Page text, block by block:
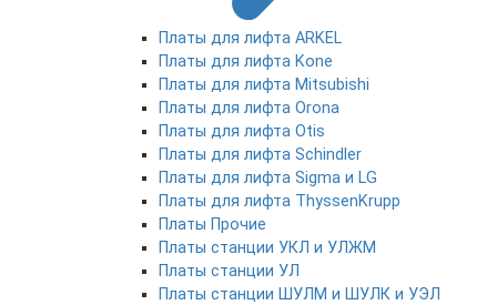
Платы для лифта ARKEL
Платы для лифта Kone
Платы для лифта Mitsubishi
Платы для лифта Orona
Платы для лифта Otis
Платы для лифта Schindler
Платы для лифта Sigma и LG
Платы для лифта ThyssenKrupp
Платы Прочие
Платы станции УКЛ и УЛЖМ
Платы станции УЛ
Платы станции ШУЛМ и ШУЛК и УЭЛ